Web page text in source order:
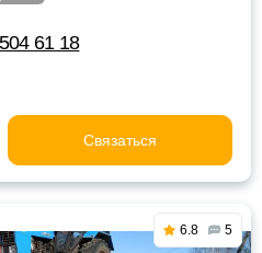
61 18
Связаться
6.8 5